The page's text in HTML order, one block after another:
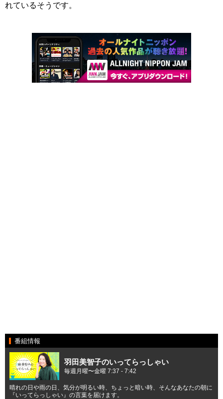
れているそうです。
番組情報
羽田美智子のいってらっしゃい
毎週月曜〜金曜 7:37 - 7:42
晴れの日や雨の日、気分が明るい時、ちょっと暗い時、そんなあなたの朝に
『いってらっしゃい』の言葉を届けます。